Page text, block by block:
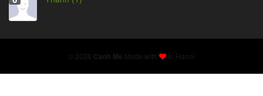
© 2026 Canh Me Made with in Hanoi